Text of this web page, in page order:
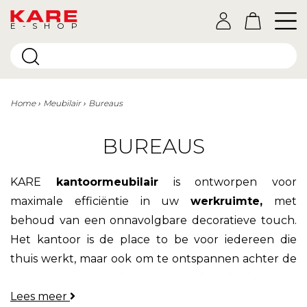
E-SHOP
Home Meubilair Bureaus
BUREAUS
KARE kantoormeubilairis ontworpen voor
maximale efficiëntie in uwwerkruimte, met
behoud van een onnavolgbare decoratieve touch.
Het kantoor is de place to be voor iedereen die
thuis werkt, maar ook om te ontspannen achter de
comfortabel te voelen en een inrichting naar uw
Lees meer